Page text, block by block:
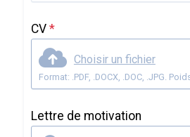
CV *
Choisir un fichier
Format: .PDF, .DOCX, .DOC,
Lettre de motivation